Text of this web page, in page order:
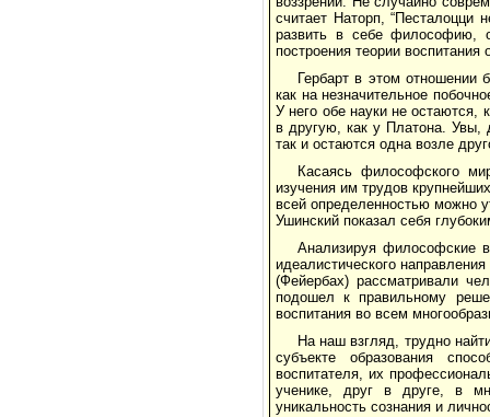
считает Наторп, “Песталоцци
развить в себе философию,
построения теории воспитания
Гербарт в этом отношении
как на незначительное
У него обе науки не остаются,
в другую, как у Платона. Увы,
так и остаются одна возле
Касаясь философского
изучения им трудов
всей определенностью можно
Ушинский показал себя
Анализируя философские
идеалистического
(Фейербах) рассматривали
подошел к правильному
воспитания во всем
На наш взгляд, трудно
субъекте образования
воспитателя, их
ученике, друг в друге, в
уникальность сознания и